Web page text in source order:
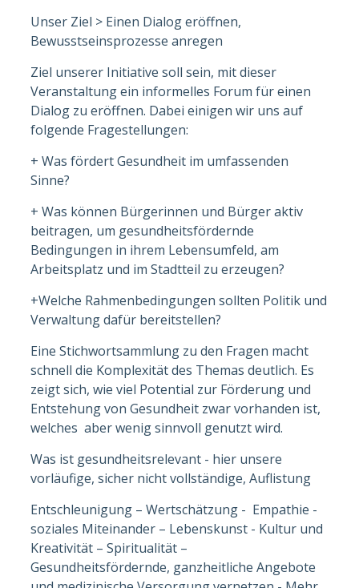
Unser Ziel > Einen Dialog eröffnen,
Bewusstseinsprozesse anregen
Ziel unserer Initiative soll sein, mit dieser
Veranstaltung ein informelles Forum für einen
Dialog zu eröffnen. Dabei einigen wir uns auf
folgende Fragestellungen:
+ Was fördert Gesundheit im umfassenden
Sinne?
+ Was können Bürgerinnen und Bürger aktiv
beitragen, um gesundheitsfördernde
Bedingungen in ihrem Lebensumfeld, am
Arbeitsplatz und im Stadtteil zu erzeugen?
+Welche Rahmenbedingungen sollten Politik und
Verwaltung dafür bereitstellen?
Eine Stichwortsammlung zu den Fragen macht
schnell die Komplexität des Themas deutlich. Es
zeigt sich, wie viel Potential zur Förderung und
Entstehung von Gesundheit zwar vorhanden ist,
welches aber wenig sinnvoll genutzt wird.
Was ist gesundheitsrelevant - hier unsere
vorläufige, sicher nicht vollständige, Auflistung
Entschleunigung – Wertschätzung - Empathie -
soziales Miteinander – Lebenskunst - Kultur und
Kreativität – Spiritualität –
Gesundheitsfördernde, ganzheitliche Angebote